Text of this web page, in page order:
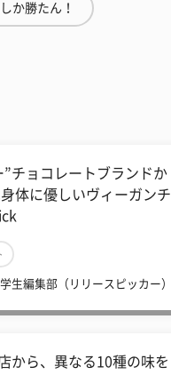
か勝たん！
”チョコレートブランドか
体に優しいヴィーガンチ
生編集部（リリースピッカー）
から、異なる10種の味を